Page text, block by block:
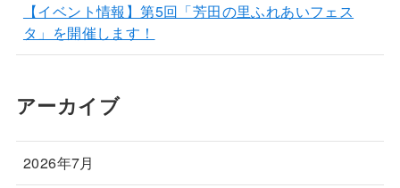
【イベント情報】第5回「芳田の里ふれあいフェス
タ」を開催します！
アーカイブ
2026年7月